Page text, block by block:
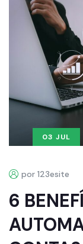
03 JUL
por 123esite
6